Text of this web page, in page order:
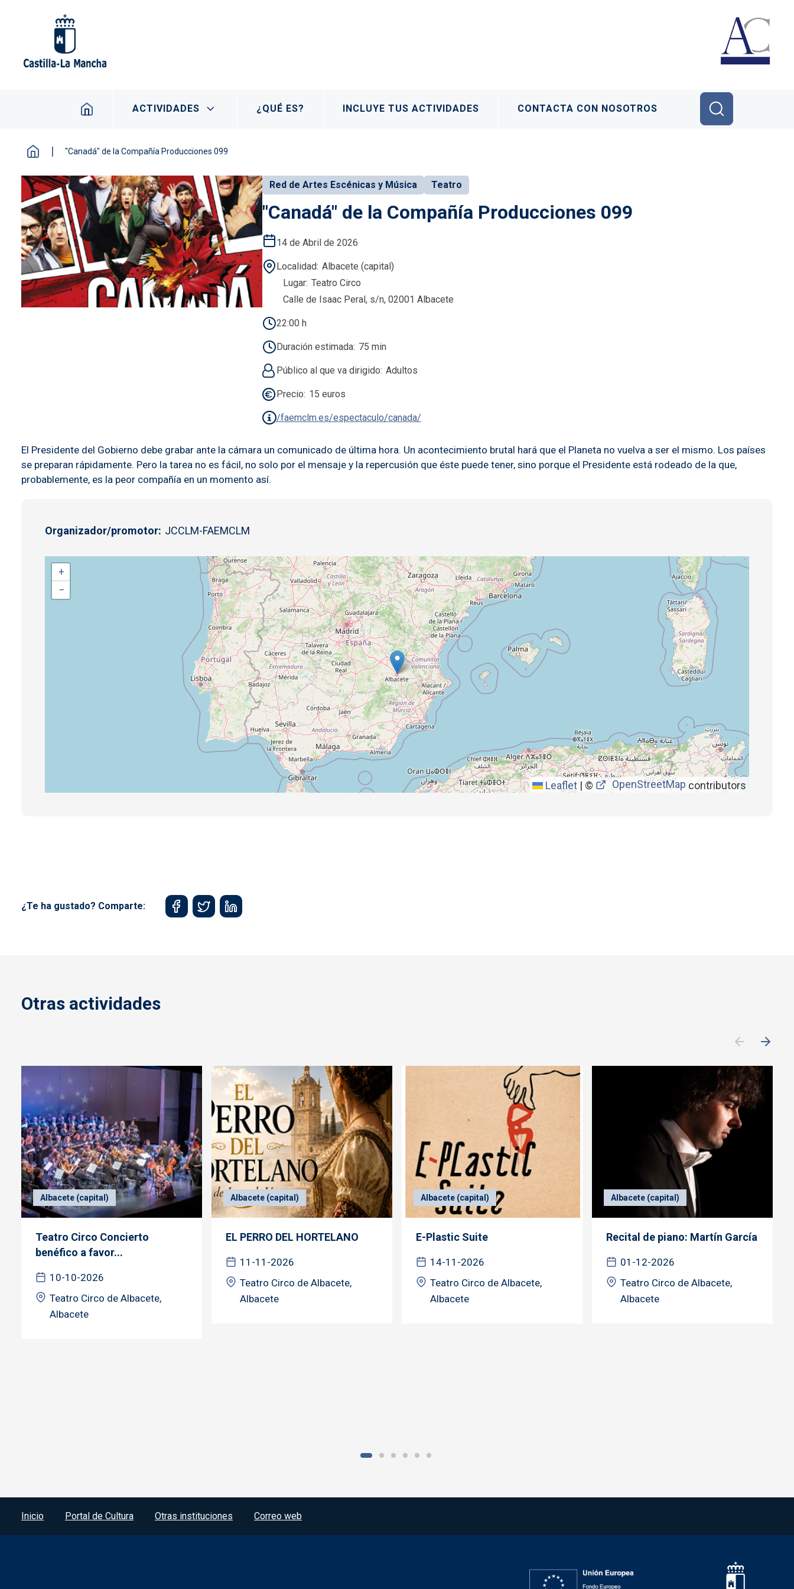
Navegación principal
ACTIVIDADES ¿QUÉ ES? INCLUYE TUS ACTIVIDADES CONTACTA CON NOSOTROS
"Canadá" de la Compañía Producciones 099
Red de Artes Escénicas y Música Teatro
"Canadá" de la Compañía Producciones 099
14 de Abril de 2026
Localidad Albacete (capital)
Lugar Teatro Circo
Calle de Isaac Peral, s/n, 02001 Albacete
22:00 h
Duración estimada 75 min
Público al que va dirigido Adultos
Precio 15 euros
/faemclm.es/espectaculo/canada/
El Presidente del Gobierno debe grabar ante la cámara un comunicado de última hora. Un acontecimiento brutal hará que el Planeta no vuelva a ser el mismo. Los países
se preparan rápidamente. Pero la tarea no es fácil, no solo por el mensaje y la repercusión que éste puede tener, sino porque el Presidente está rodeado de la que,
probablemente, es la peor compañía en un momento así.
Organizador/promotor JCCLM-FAEMCLM
+
−
Leaflet | © OpenStreetMap contributors
¿Te ha gustado? Comparte:
Otras actividades
Albacete (capital)
Teatro Circo Concierto
benéfico a favor...
10-10-2026
Teatro Circo de Albacete,
Albacete
Albacete (capital)
EL PERRO DEL HORTELANO
11-11-2026
Teatro Circo de Albacete,
Albacete
Albacete (capital)
E-Plastic Suite
14-11-2026
Teatro Circo de Albacete,
Albacete
Albacete (capital)
Recital de piano: Martín García
01-12-2026
Teatro Circo de Albacete,
Albacete
Menú del pie
Inicio Portal de Cultura Otras instituciones Correo web